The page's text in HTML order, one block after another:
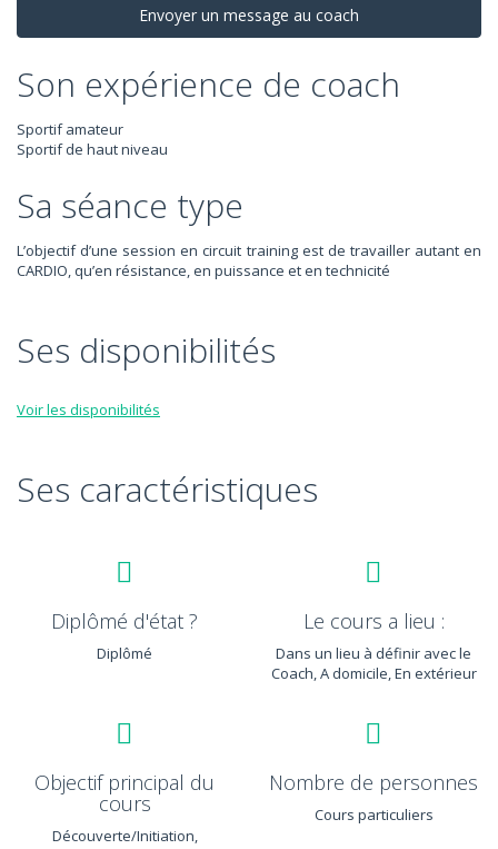
Envoyer un message au coach
Son expérience de coach
Sportif amateur
Sportif de haut niveau
Sa séance type
L’objectif d’une session en circuit training est de travailler autant en
CARDIO, qu’en résistance, en puissance et en technicité
Ses disponibilités
Voir les disponibilités
Ses caractéristiques
Diplômé d'état ?
Diplômé
Le cours a lieu :
Dans un lieu à définir avec le
Coach, A domicile, En extérieur
Objectif principal du
cours
Découverte/Initiation,
Nombre de personnes
Cours particuliers